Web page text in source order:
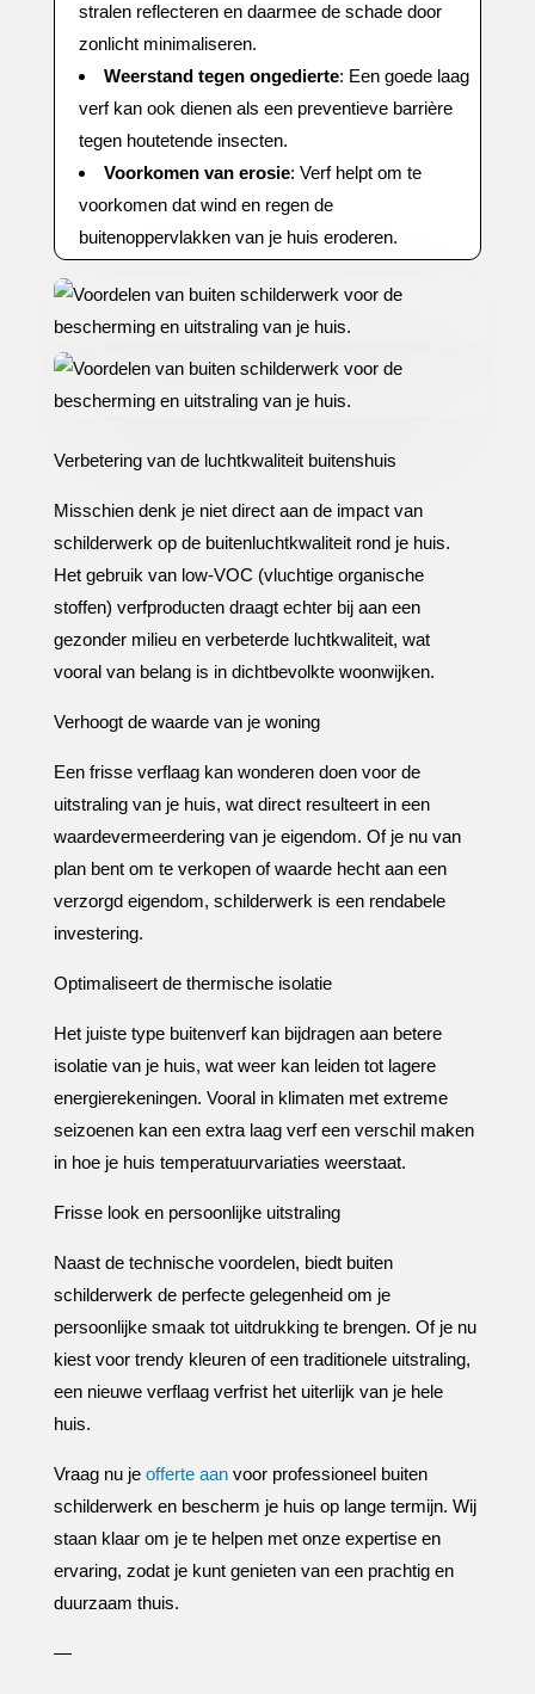
stralen reflecteren en daarmee de schade door
zonlicht minimaliseren.​
Weerstand tegen ongedierte: Een goede laag
verf kan ook dienen als een preventieve barrière
tegen houtetende insecten.​
Voorkomen van erosie: Verf helpt om te
voorkomen dat wind en regen de
buitenoppervlakken van je huis eroderen.​
Verbetering van de luchtkwaliteit buitenshuis
Misschien denk je niet direct aan de impact van
schilderwerk op de buitenluchtkwaliteit rond je huis.​
Het gebruik van low-VOC (vluchtige organische
stoffen) verfproducten draagt echter bij aan een
gezonder milieu en verbeterde luchtkwaliteit, wat
vooral van belang is in dichtbevolkte woonwijken.​
Verhoogt de waarde van je woning
Een frisse verflaag kan wonderen doen voor de
uitstraling van je huis, wat direct resulteert in een
waardevermeerdering van je eigendom.​ Of je nu van
plan bent om te verkopen of waarde hecht aan een
verzorgd eigendom, schilderwerk is een rendabele
investering.​
Optimaliseert de thermische isolatie
Het juiste type buitenverf kan bijdragen aan betere
isolatie van je huis, wat weer kan leiden tot lagere
energierekeningen.​ Vooral in klimaten met extreme
seizoenen kan een extra laag verf een verschil maken
in hoe je huis temperatuurvariaties weerstaat.​
Frisse look en persoonlijke uitstraling
Naast de technische voordelen, biedt buiten
schilderwerk de perfecte gelegenheid om je
persoonlijke smaak tot uitdrukking te brengen.​ Of je nu
kiest voor trendy kleuren of een traditionele uitstraling,
een nieuwe verflaag verfrist het uiterlijk van je hele
huis.​
Vraag nu je offerte aanvoor professioneel buiten
schilderwerk en bescherm je huis op lange termijn.​ Wij
staan klaar om je te helpen met onze expertise en
ervaring, zodat je kunt genieten van een prachtig en
duurzaam thuis.​
—